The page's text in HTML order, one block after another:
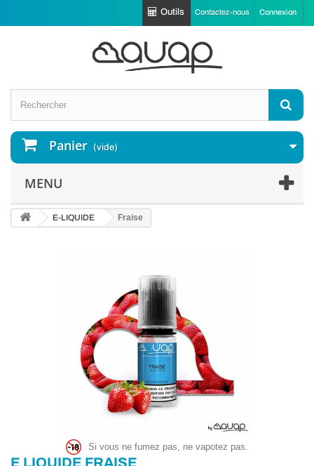
Connexion
Contactez-nous
Outils
Panier (vide)
MENU
E-LIQUIDE Fraise
Si vous ne fumez pas, ne vapotez pas.
E LIQUIDE FRAISE